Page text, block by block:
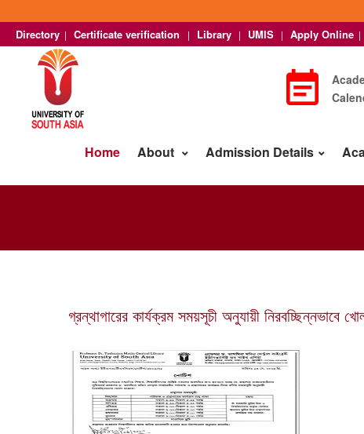
Directory | Certificate verification | Library | UMIS | Apply Online |
Home About Admission Details
গ্রন্থাগারের কার্যক্রম সময়সূচী অনুযায়ী নিরবচ্ছিন্নভাবে